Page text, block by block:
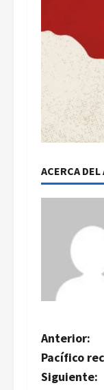
ACERCA
N
a
Anterior:
Pacífico
Siguiente: